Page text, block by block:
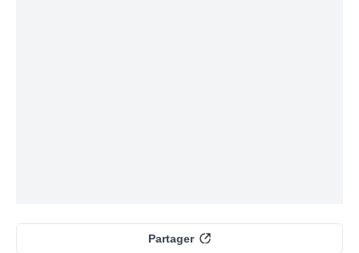
Partager